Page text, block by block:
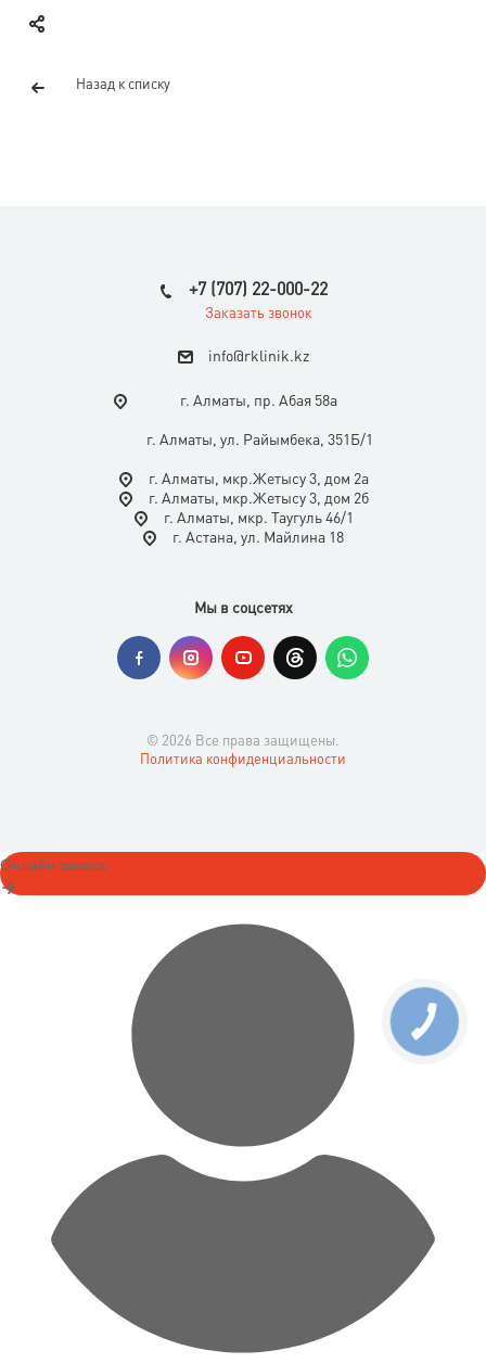
Назад к списку
+7 (707) 22-000-22
Заказать звонок
info@rklinik.kz
г. Алматы, пр. Абая 58а
г. Алматы, ул. Райымбека, 351Б/1
г. Алматы, мкр.Жетысу 3, дом 2а
г. Алматы, мкр.Жетысу 3, дом 2б
г. Алматы, мкр. Таугуль 46/1
г. Астана, ул. Майлина 18
Мы в соцсетях
© 2026 Все права защищены.
Политика конфиденциальности